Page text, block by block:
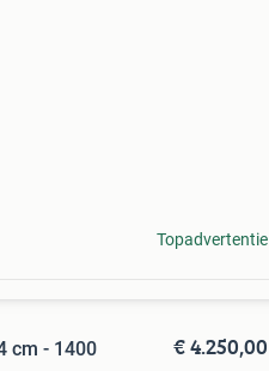
Topadvertentie
cm - 1400
€ 4.250,00